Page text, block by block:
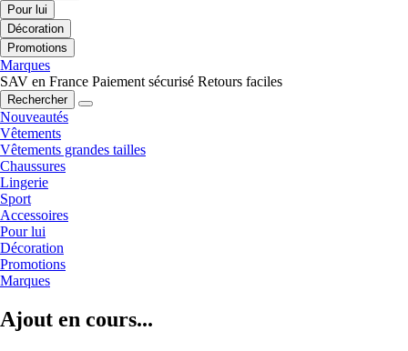
Pour lui
Décoration
Promotions
Marques
SAV en France Paiement sécurisé Retours faciles
Rechercher
Nouveautés
Vêtements
Vêtements grandes tailles
Chaussures
Lingerie
Sport
Accessoires
Pour lui
Décoration
Promotions
Marques
Ajout en cours...